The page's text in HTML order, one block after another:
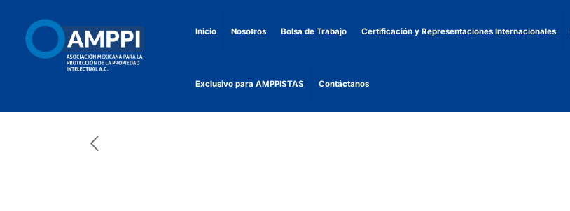
Inicio Nosotros Bolsa de Trabajo Certificación y Representaciones Internacionales
Exclusivo para AMPPISTAS Contáctanos